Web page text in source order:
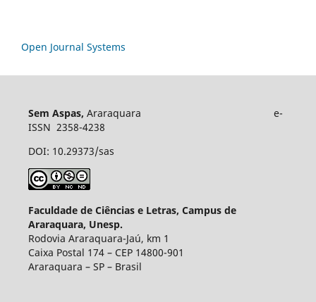
Open Journal Systems
Sem Aspas, Araraquara e-
ISSN 2358-4238
DOI: 10.29373/sas
Faculdade de Ciências e Letras, Campus de
Araraquara, Unesp.
Rodovia Araraquara-Jaú, km 1
Caixa Postal 174 – CEP 14800-901
Araraquara – SP – Brasil